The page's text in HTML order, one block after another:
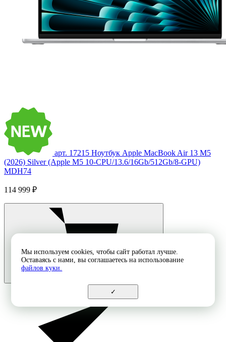
арт. 17215 Ноутбук Apple MacBook Air 13 M5
(2026) Silver (Apple M5 10-CPU/13.6/16Gb/512Gb/8-GPU)
MDH74
114 999 ₽
Мы используем cookies, чтобы сайт работал лучше.
Оставаясь с нами, вы соглашаетесь на использование
файлов куки.
✓